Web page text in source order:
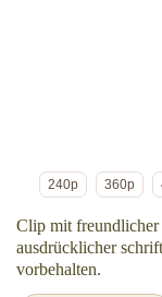
240p 360p
Clip mit
ausdrücklicher
vorbehalten.